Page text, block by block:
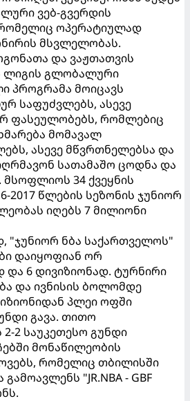
ვებ-გვერდის
ოპერატიულად
მსვლელობას.
და ვაჟთათვის
ლიგის გლობალური
პროგრამა მოიცავს
საფუძვლებს, ასევე
ფასეულობებს, რომლებიც
მომავალ
ასევე მწვრთნელებსა და
სათამაშო ცოდნა და
34 ქვეყნის
2017 წლების სეზონის ჯუნიორ
იღებს 7 მილიონი
"ჯუნიორ ნბა საქართველოს"
დაიყოფიან ორ
და 6 დივიზიონად. ტურნირი
და ივნისის ბოლომდე
პლეი ოფში
გავა. თითო
2 საუკეთესო გუნდი
მონაწილეობის
რომელიც თბილისში
"JR.NBA - GBF